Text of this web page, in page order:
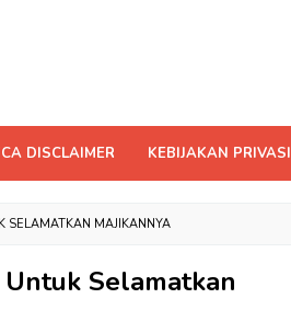
DISCLAIMER KEBIJAKAN PRIVASI
SELAMATKAN MAJIKANNYA
Selamatkan